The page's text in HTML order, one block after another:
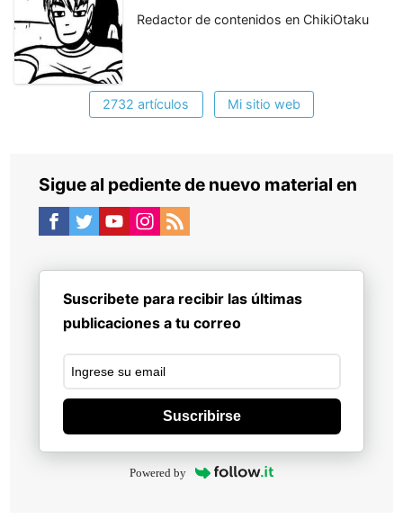
Redactor de contenidos en ChikiOtaku
2732 artículos Mi sitio web
Sigue al pediente de nuevo material en
Suscribete para recibir las últimas
publicaciones a tu correo
Suscribirse
Powered by